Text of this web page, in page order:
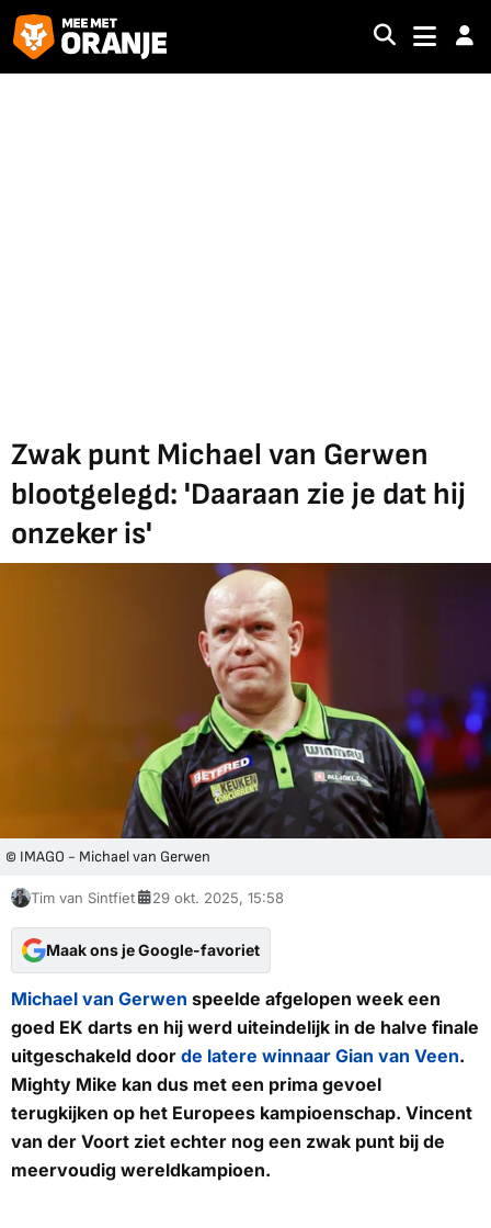
Zwak punt Michael van Gerwen
blootgelegd: 'Daaraan zie je dat hij
onzeker is'
© IMAGO - Michael van Gerwen
Tim van Sintfiet 29 okt. 2025, 15:58
Maak ons je Google-favoriet
Michael van Gerwen speelde afgelopen week een
goed EK darts en hij werd uiteindelijk in de halve finale
uitgeschakeld door de latere winnaar Gian van Veen.
Mighty Mike kan dus met een prima gevoel
terugkijken op het Europees kampioenschap. Vincent
van der Voort ziet echter nog een zwak punt bij de
meervoudig wereldkampioen.